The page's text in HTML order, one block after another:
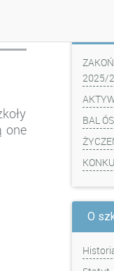
one
2025/
BAL
O